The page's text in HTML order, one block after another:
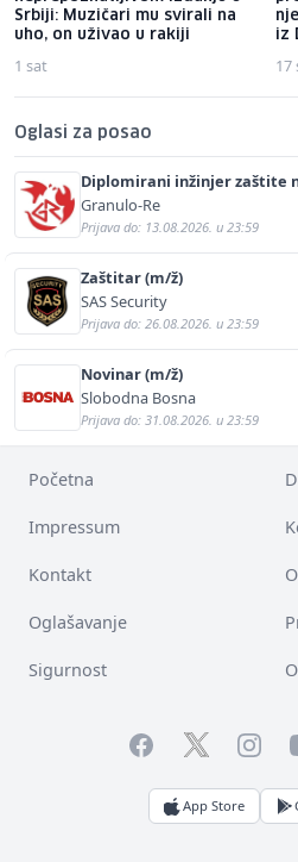
Srbiji: Muzičari mu svirali na
uho, on uživao u rakiji
1 sat
iz
17
Oglasi za posao
Diplomirani inžinjer zaštite
sigurnosti i pomoći (m/ž)
Granulo-Re
Prijava do: 13.08.2026. u 23:59
Zaštitar (m/ž)
SAS Security
Prijava do: 26.08.2026. u 23:59
Novinar (m/ž)
Slobodna Bosna
Prijava do: 31.08.2026. u 23:59
Početna
Impressum
Kontakt
Oglašavanje
Sigurnost
FacebookTwitter
App Store